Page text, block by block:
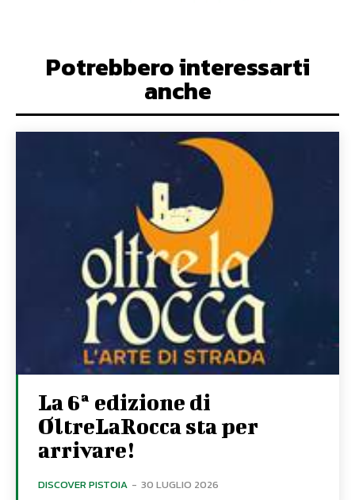
Potrebbero interessarti
anche
La 6ª edizione di
OltreLaRocca sta per
arrivare!
DISCOVER PISTOIA - 30 LUGLIO 2026